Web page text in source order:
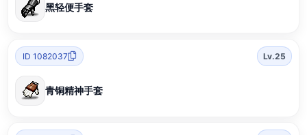
黑轻便手套
ID 1082037 Lv.25
青铜精神手套